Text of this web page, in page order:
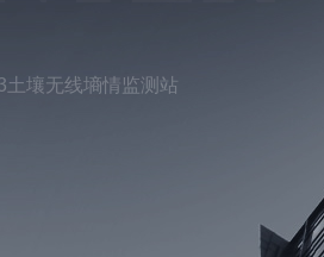
土壤无线墒情监测站